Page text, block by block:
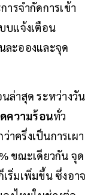
ารจำกัดการเข้า
บแจ้งเตือน
ละอองและจุด
ล่าสุด ระหว่างวัน
ความร้อนทั่ว
าครึ่งเป็นการเผา
ขณะเดียวกัน จุด
ริ่มเพิ่มขึ้น ซึ่งอาจ